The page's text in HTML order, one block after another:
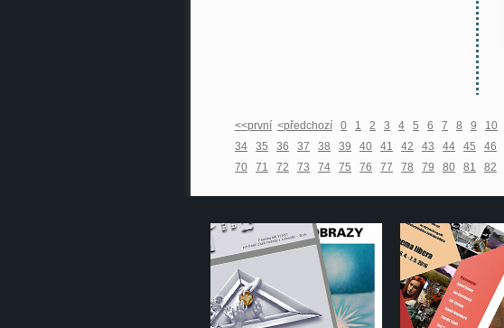
<<první <předchozí 0 1 2 3 4 5 6 7 8 9 10
34
35 36 37 38 39 40 41 42 43 44 45 46
70
71 72 73 74 75 76 77 78 79 80 81 82